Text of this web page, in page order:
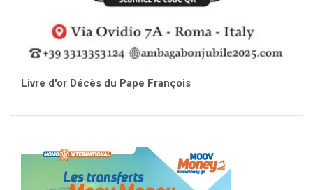
Livre d'or Décès du Pape François